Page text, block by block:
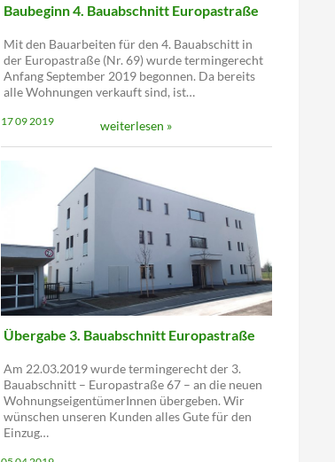
Baubeginn 4. Bauabschnitt Europastraße
Mit den Bauarbeiten für den 4. Bauabschitt in
der Europastraße (Nr. 69) wurde termingerecht
Anfang September 2019 begonnen. Da bereits
alle Wohnungen verkauft sind, ist…
weiterlesen »
17 09 2019
Übergabe 3. Bauabschnitt Europastraße
Am 22.03.2019 wurde termingerecht der 3.
Bauabschnitt – Europastraße 67 – an die neuen
WohnungseigentümerInnen übergeben. Wir
wünschen unseren Kunden alles Gute für den
Einzug…